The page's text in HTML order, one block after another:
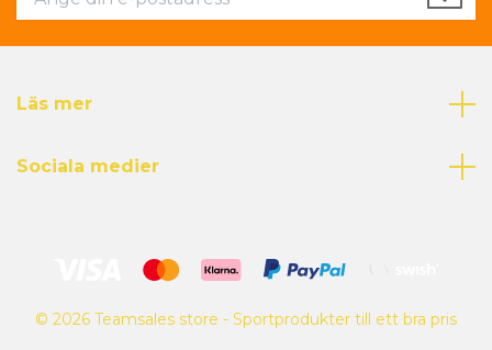
Läs mer
Sociala medier
© 2026 Teamsales store - Sportprodukter till ett bra pris